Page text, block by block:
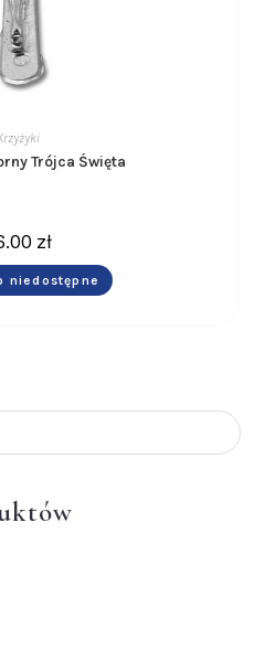
Trójca Święta
zł
niedostępne